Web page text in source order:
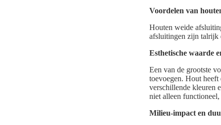
Voordelen van
Houten weide
afsluitingen zijn talrijk
Esthetische waarde
Een van de grootste
toevoegen. Hout
verschillende kleuren
niet alleen
Milieu-impact en